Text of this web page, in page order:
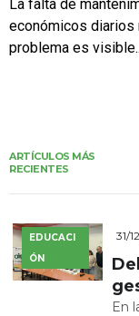
La falta de
económicos diarios
problema es
ARTÍCULOS MÁS
RECIENTES
EDUCACI
ÓN
31/
En